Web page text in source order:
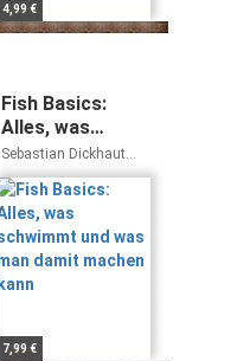
4,99 €
Fish Basics:
Alles, was
schwimmt und
was man damit
machen kann
Sebastian Dickhaut
Cornelia Schinharl
7,99 €